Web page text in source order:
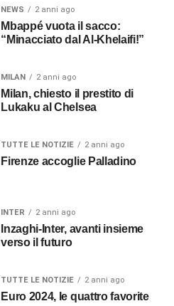
NEWS 2 anni ago
Mbappé vuota il sacco:
“Minacciato dal Al-Khelaifi!”
MILAN 2 anni ago
Milan, chiesto il prestito di
Lukaku al Chelsea
TUTTE LE NOTIZIE 2 anni ago
Firenze accoglie Palladino
INTER 2 anni ago
Inzaghi-Inter, avanti insieme
verso il futuro
TUTTE LE NOTIZIE 2 anni ago
Euro 2024, le quattro favorite